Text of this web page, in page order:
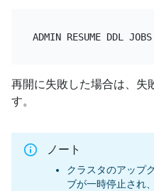
再開に失敗した場合は、失
す。
ノート
クラスタのアップ
ブが一時停止され